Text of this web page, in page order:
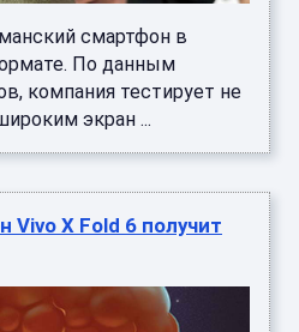
смартфон в
По данным
компания тестирует не
экран ...
Vivo X Fold 6 получит